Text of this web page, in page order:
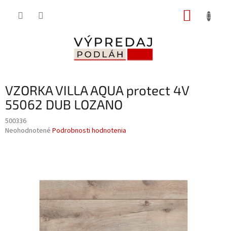
VZORKA VILLA AQUA protect 4V
55062 DUB LOZANO
500336
Priemerné
hviezdičiek.
Neohodnotené Podrobnosti hodnotenia